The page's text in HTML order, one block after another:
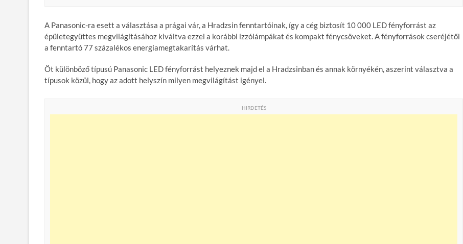
A Panasonic-ra esett a választása a prágai vár, a Hradzsin fenntartóinak, így a cég biztosít 10 000 LED fényforrást az
épületegyüttes megvilágításához kiváltva ezzel a korábbi izzólámpákat és kompakt fénycsöveket. A fényforrások cseréjétől
a fenntartó 77 százalékos energiamegtakarítás várhat.
Öt különböző típusú Panasonic LED fényforrást helyeznek majd el a Hradzsinban és annak környékén, aszerint választva a
típusok közül, hogy az adott helyszín milyen megvilágítást igényel.
HIRDETÉS